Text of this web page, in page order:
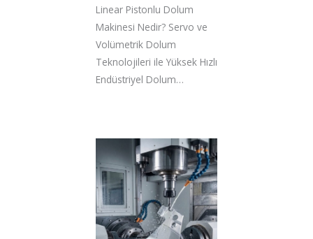
Linear Pistonlu Dolum
Makinesi Nedir? Servo ve
Volümetrik Dolum
Teknolojileri ile Yüksek Hızlı
Endüstriyel Dolum…